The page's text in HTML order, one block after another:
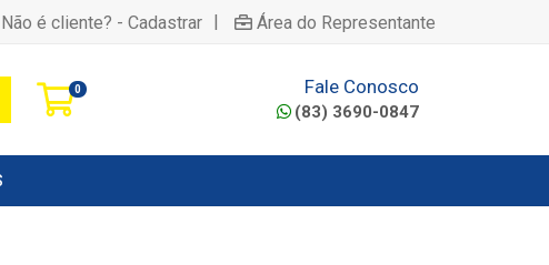
Não é cliente? - Cadastrar | Área do Representante
0 Fale Conosco
(83) 3690-0847